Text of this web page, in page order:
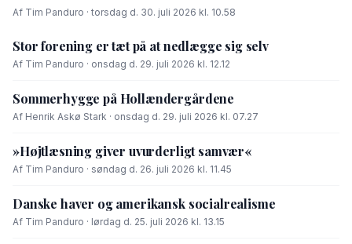
Af Tim Panduro · torsdag d. 30. juli 2026 kl. 10.58
Stor forening er tæt på at nedlægge sig selv
Af Tim Panduro · onsdag d. 29. juli 2026 kl. 12.12
Sommerhygge på Hollændergårdene
Af Henrik Askø Stark · onsdag d. 29. juli 2026 kl. 07.27
»Højtlæsning giver uvurderligt samvær«
Af Tim Panduro · søndag d. 26. juli 2026 kl. 11.45
Danske haver og amerikansk socialrealisme
Af Tim Panduro · lørdag d. 25. juli 2026 kl. 13.15